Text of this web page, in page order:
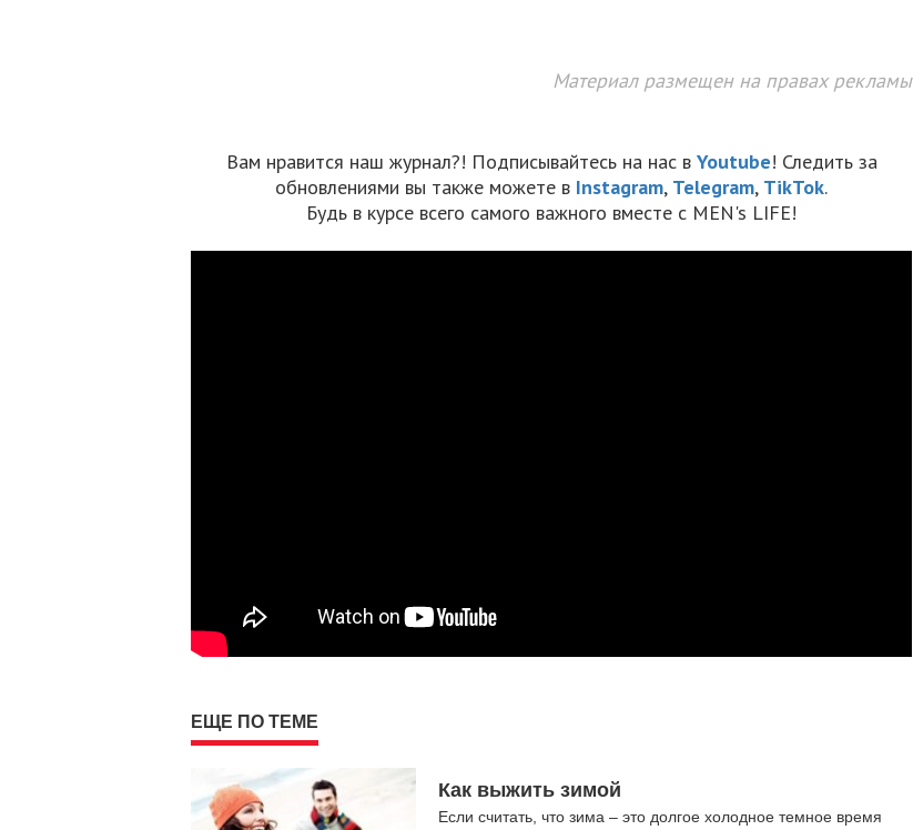
Материал размещен на правах рекламы
Вам нравится наш журнал?! Подписывайтесь на нас в Youtube! Следить за
обновлениями вы также можете в Instagram, Telegram, TikTok.
Будь в курсе всего самого важного вместе с MEN's LIFE!
ЕЩЕ ПО ТЕМЕ
Как выжить зимой
Если считать, что зима – это долгое холодное темное время